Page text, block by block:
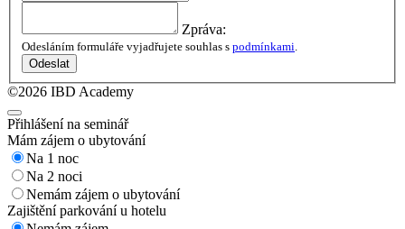
Zpráva:
Odesláním formuláře vyjadřujete souhlas s podmínkami
Odeslat
©2026 IBD Academy
Přihlášení na seminář
Mám zájem o ubytování
Na 1 noc
Na 2 noci
Nemám zájem o ubytování
Zajištění parkování u hotelu